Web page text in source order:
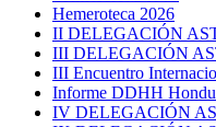
Hemeroteca 2026
II DELEGACIÓN
III DELEGACIÓN
III Encuentro
Informe DDHH
IV DELEGACIÓN